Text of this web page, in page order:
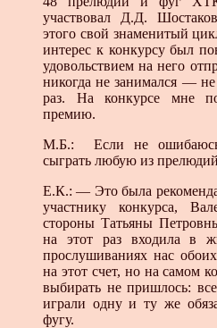
участвовал Д.Д.
этого свой знаменитый
интерес к конкурсу был
удовольствием на него
никогда не занимался —
раз. На конкурсе мне
премию.
М.Б.: Если не
сыграть любую из
Е.К.: — Это была
участнику конкурса,
стороны Татьяны
на этот раз входила в
прослушиваниях нас
на этот счет, но на самом
выбирать не пришлось:
играли одну и ту же
фугу.